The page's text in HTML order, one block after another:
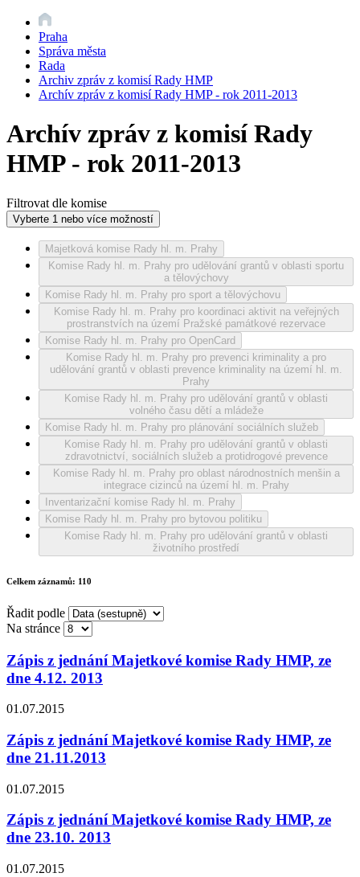
Praha
Správa města
Rada
Archiv zpráv z komisí Rady HMP
Archív zpráv z komisí Rady HMP - rok 2011-2013
Archív zpráv z komisí Rady
HMP - rok 2011-2013
Filtrovat dle komise
Vyberte 1 nebo více možností
Majetková komise Rady hl. m. Prahy
Komise Rady hl. m. Prahy pro udělování grantů v oblasti sportu
a tělovýchovy
Komise Rady hl. m. Prahy pro sport a tělovýchovu
Komise Rady hl. m. Prahy pro koordinaci aktivit na veřejných
prostranstvích na území Pražské památkové rezervace
Komise Rady hl. m. Prahy pro OpenCard
Komise Rady hl. m. Prahy pro prevenci kriminality a pro
udělování grantů v oblasti prevence kriminality na území hl. m.
Prahy
Komise Rady hl. m. Prahy pro udělování grantů v oblasti
volného času dětí a mládeže
Komise Rady hl. m. Prahy pro plánování sociálních služeb
Komise Rady hl. m. Prahy pro udělování grantů v oblasti
zdravotnictví, sociálních služeb a protidrogové prevence
Komise Rady hl. m. Prahy pro oblast národnostních menšin a
integrace cizinců na území hl. m. Prahy
Inventarizační komise Rady hl. m. Prahy
Komise Rady hl. m. Prahy pro bytovou politiku
Komise Rady hl. m. Prahy pro udělování grantů v oblasti
životního prostředí
Celkem záznamů: 110
Řadit podle
Na stránce
Zápis z jednání Majetkové komise Rady HMP, ze
dne 4.12. 2013
01.07.2015
Zápis z jednání Majetkové komise Rady HMP, ze
dne 21.11.2013
01.07.2015
Zápis z jednání Majetkové komise Rady HMP, ze
dne 23.10. 2013
01.07.2015